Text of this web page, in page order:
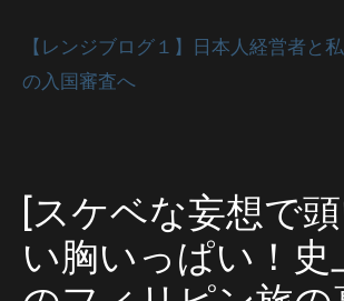
【レンジブログ１】日本人経営者と
の入国審査へ
[スケベな妄想で
い胸いっぱい！史